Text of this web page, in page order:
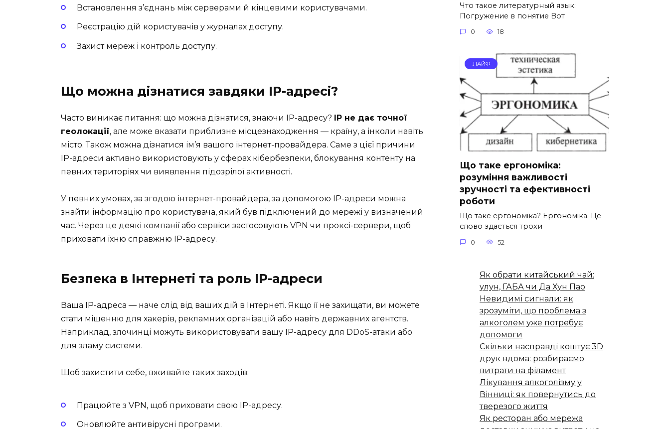
Встановлення з’єднань між серверами й кінцевими користувачами.
Реєстрацію дій користувачів у журналах доступу.
Захист мереж і контроль доступу.
Що можна дізнатися завдяки IP-адресі?
Часто виникає питання: що можна дізнатися, знаючи IP-адресу? IP не дає точної
геолокації, але може вказати приблизне місцезнаходження — країну, а інколи навіть
місто. Також можна дізнатися ім’я вашого інтернет-провайдера. Саме з цієї причини
IP-адреси активно використовують у сферах кібербезпеки, блокування контенту на
певних територіях чи виявлення підозрілої активності.
У певних умовах, за згодою інтернет-провайдера, за допомогою IP-адреси можна
знайти інформацію про користувача, який був підключений до мережі у визначений
час. Через це деякі компанії або сервіси застосовують VPN чи проксі-сервери, щоб
приховати їхню справжню IP-адресу.
Безпека в Інтернеті та роль IP-адреси
Ваша IP-адреса — наче слід від ваших дій в Інтернеті. Якщо її не захищати, ви можете
стати мішенню для хакерів, рекламних організацій або навіть державних агентств.
Наприклад, злочинці можуть використовувати вашу IP-адресу для DDoS-атаки або
для зламу системи.
Щоб захистити себе, вживайте таких заходів:
Працюйте з VPN, щоб приховати свою IP-адресу.
Оновлюйте антивірусні програми.
Что такое литературный язык:
Погружение в понятие Вот
0 18
ЛАЙФ
Що таке ергономіка:
розуміння важливості
зручності та ефективності
роботи
Що таке ергономіка? Ергономіка. Це
слово здається трохи
0 52
Як обрати китайський чай:
улун, ГАБА чи Да Хун Пао
Невидимі сигнали: як
зрозуміти, що проблема з
алкоголем уже потребує
допомоги
Скільки насправді коштує 3D
друк вдома: розбираємо
витрати на філамент
Лікування алкоголізму у
Вінниці: як повернутись до
тверезого життя
Як ресторан або мережа